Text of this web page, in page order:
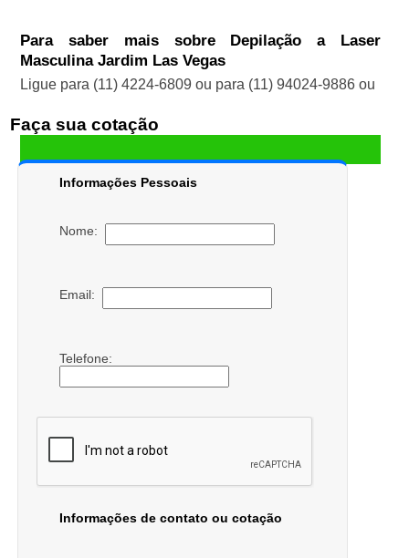
Para saber mais sobre Depilação a Laser
Masculina Jardim Las Vegas
Ligue para (11) 4224-6809 ou para (11) 94024-9886ou
Faça sua cotação
Informações Pessoais
Nome:
Email:
Telefone:
Informações de contato ou cotação